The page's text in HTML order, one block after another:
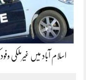
اسلام آباد میں غیرملکی